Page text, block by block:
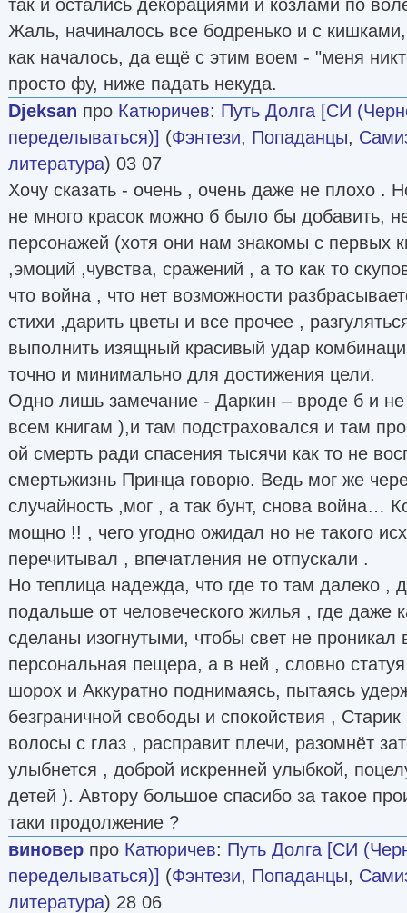
так и остались декорациями и козлами по
Жаль, начиналось все бодренько и с
как началось, да ещё с этим воем - "меня
просто фу, ниже падать некуда.
Djeksan про Катюричев: Путь Долга [СИ
переделываться)] (Фэнтези, Попаданцы,
литература) 03 07
Хочу сказать - очень , очень даже не плохо .
не много красок можно б было бы добавить,
персонажей (хотя они нам знакомы с первых
,эмоций ,чувства, сражений , а то как то
что война , что нет возможности
стихи ,дарить цветы и все прочее ,
выполнить изящный красивый удар
точно и минимально для достижения цели.
Одно лишь замечание - Даркин – вроде б и не
всем книгам ),и там подстраховался и там
ой смерть ради спасения тысячи как то не
смертьжизнь Принца говорю. Ведь мог же
случайность ,мог , а так бунт, снова война…
мощно !! , чего угодно ожидал но не такого
перечитывал , впечатления не отпускали .
Но теплица надежда, что где то там далеко ,
подальше от человеческого жилья , где даже
сделаны изогнутыми, чтобы свет не проникал
персональная пещера, а в ней , словно
шорох и Аккуратно поднимаясь, пытаясь
безграничной свободы и спокойствия ,
волосы с глаз , расправит плечи, разомнёт
улыбнется , доброй искренней улыбкой,
детей ). Автору большое спасибо за такое
таки продолжение ?
виновер про Катюричев: Путь Долга [СИ
переделываться)] (Фэнтези, Попаданцы,
литература) 28 06